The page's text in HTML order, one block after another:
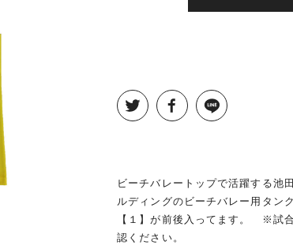
ビーチバレートップで活躍する池
ルディングのビーチバレー用タン
【１】が前後入ってます。 ※試
認ください。